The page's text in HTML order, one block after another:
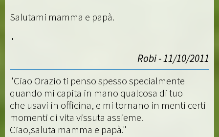
Salutami mamma e papà.
"
Robi - 11/10/2011
"Ciao Orazio ti penso spesso specialmente
quando mi capita in mano qualcosa di tuo
che usavi in officina, e mi tornano in menti certi
momenti di vita vissuta assieme.
Ciao,saluta mamma e papà."